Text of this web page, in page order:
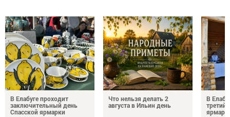
В Елабуге проходит
заключительный день
Спасской ярмарки
Что нельзя делать 2
августа в Ильин день
В
третий